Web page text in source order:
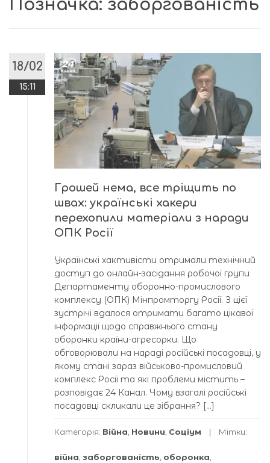
Позначка: заборгованість
18/02
15:11
Грошей нема, все тріщить по
швах: українські хакери
перехопили матеріали з наради
ОПК Росії
Українські хактивісти отримали технічний
доступ до онлайн-засідання робочої групи
Департаменту оборонно-промислового
комплексу (ОПК) Мінпромторгу Росії. З цієї
зустрічі вдалося отримати багато цікавої
інформації щодо справжнього стану
оборонки країни-агресорки. Що
обговорювали на нараді російські посадовці, у
якому стані зараз військово-промисловий
комплекс Росії та які проблеми містить –
розповідає 24 Канал. Чому взагалі російські
посадовці скликали це зібрання? […]
Категорія: Війна Новини Соціум Мітки:
війна заборгованість оборонка